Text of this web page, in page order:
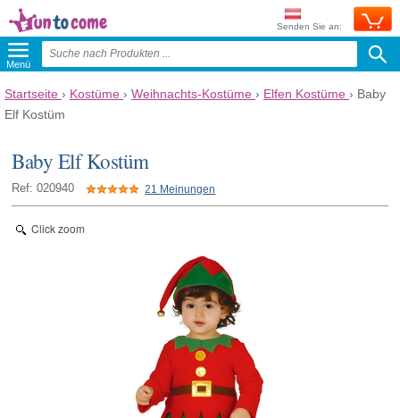
Senden Sie an:
Menü
Startseite › Kostüme › Weihnachts-Kostüme › Elfen Kostüme › Baby
Elf Kostüm
Baby Elf Kostüm
Ref: 020940 21 Meinungen
Click zoom